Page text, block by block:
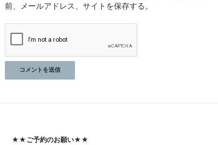
前、メールアドレス、サイトを保存する。
★★ご予約のお願い★★